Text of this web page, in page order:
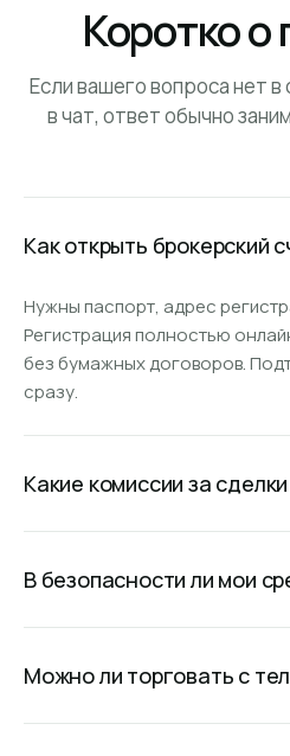
Коротко о
Если вашего вопроса нет
в чат, ответ обычно
Как открыть брокерский
Нужны паспорт, адрес
Регистрация полностью
без бумажных договоров.
сразу.
Какие комиссии за
валюты без скрытых сборов.
В безопасности ли мои
создана и успешно
Можно ли торговать с